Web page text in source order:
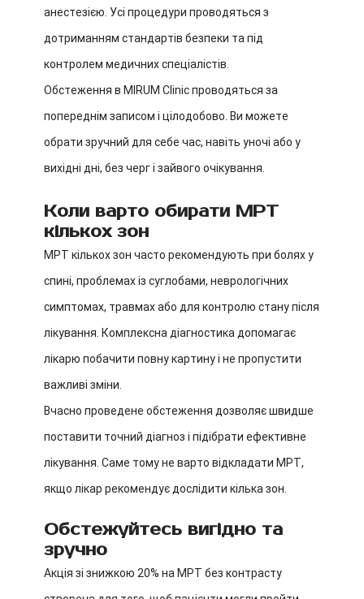
анестезією. Усі процедури проводяться з
дотриманням стандартів безпеки та під
контролем медичних спеціалістів.
Обстеження в MIRUM Clinic проводяться за
попереднім записом і цілодобово. Ви можете
обрати зручний для себе час, навіть уночі або у
вихідні дні, без черг і зайвого очікування.
Коли варто обирати МРТ
кількох зон
МРТ кількох зон часто рекомендують при болях у
спині, проблемах із суглобами, неврологічних
симптомах, травмах або для контролю стану після
лікування. Комплексна діагностика допомагає
лікарю побачити повну картину і не пропустити
важливі зміни.
Вчасно проведене обстеження дозволяє швидше
поставити точний діагноз і підібрати ефективне
лікування. Саме тому не варто відкладати МРТ,
якщо лікар рекомендує дослідити кілька зон.
Обстежуйтесь вигідно та
зручно
Акція зі знижкою 20% на МРТ без контрасту